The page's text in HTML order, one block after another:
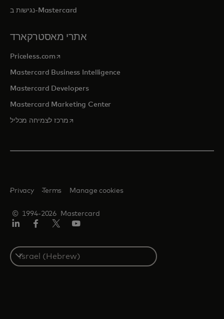
נגישות ב-Mastercard
אתרי מאסטרקארד
Priceless.com opens in a new tab
Mastercard Business Intelligence
Mastercard Developers
Mastercard Marketing Center
מרכז לצמיחה מכלילopens in a new tab
© 1994-2026 Mastercard
Privacy Terms Manage cookies
Select
a
country